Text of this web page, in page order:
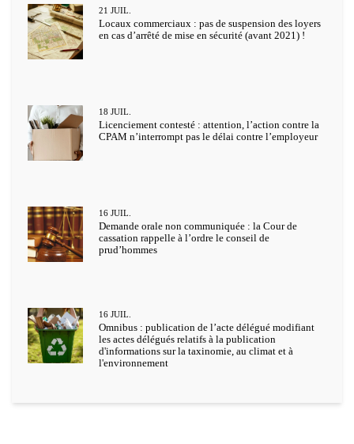
Locaux commerciaux : pas de suspension des loyers
en cas d’arrêté de mise en sécurité (avant 2021) !
21 JUIL.
Licenciement contesté : attention, l’action contre la
CPAM n’interrompt pas le délai contre l’employeur
18 JUIL.
Demande orale non communiquée : la Cour de
cassation rappelle à l’ordre le conseil de
prud’hommes
16 JUIL.
Omnibus : publication de l’acte délégué modifiant
les actes délégués relatifs à la publication
d'informations sur la taxinomie, au climat et à
l'environnement
16 JUIL.